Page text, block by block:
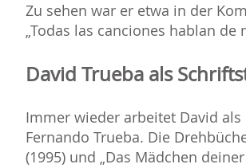
Zu sehen war er etwa in der
Todas las canciones hablan de
David Trueba als
Immer wieder arbeitet David
Fernando Trueba. Die
(1995) und „Das Mädchen